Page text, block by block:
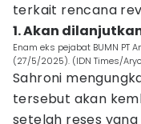
terkait rencana
1. Akan
Enam eks pejabat BUMN PT
(27/5/2025). (IDN Times/
Sahroni
tersebut akan
setelah reses yang